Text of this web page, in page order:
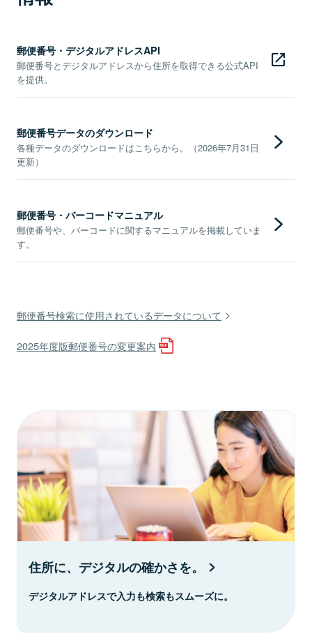
郵便番号・デジタルアドレスAPI
郵便番号とデジタルアドレスから住所を取得できる公式API
を提供。
郵便番号データのダウンロード
各種データのダウンロードはこちらから。（2026年7月31日
更新）
郵便番号・バーコードマニュアル
郵便番号や、バーコードに関するマニュアルを掲載していま
す。
郵便番号検索に使用されているデータについて
2025年度版郵便番号の変更案内
住所に、デジタルの確かさを。
デジタルアドレスで入力も検索もスムーズに。